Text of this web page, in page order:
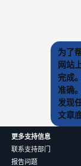
为了
网站
完成
准确
发现
文章
更多支持信息
联系支持部门
报告问题